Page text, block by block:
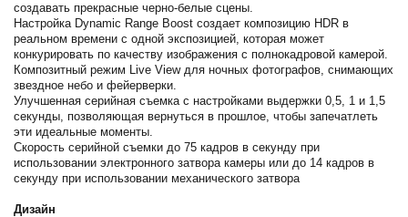
создавать прекрасные черно-белые сцены.
Настройка Dynamic Range Boost создает композицию HDR в
реальном времени с одной экспозицией, которая может
конкурировать по качеству изображения с полнокадровой камерой.
Композитный режим Live View для ночных фотографов, снимающих
звездное небо и фейерверки.
Улучшенная серийная съемка с настройками выдержки 0,5, 1 и 1,5
секунды, позволяющая вернуться в прошлое, чтобы запечатлеть
эти идеальные моменты.
Скорость серийной съемки до 75 кадров в секунду при
использовании электронного затвора камеры или до 14 кадров в
секунду при использовании механического затвора
Дизайн